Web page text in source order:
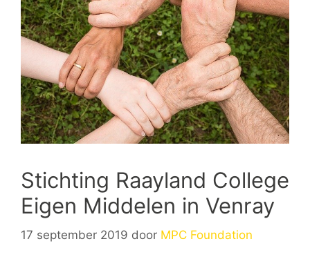
Stichting Raayland College
Eigen Middelen in Venray
17 september 2019 door MPC Foundation